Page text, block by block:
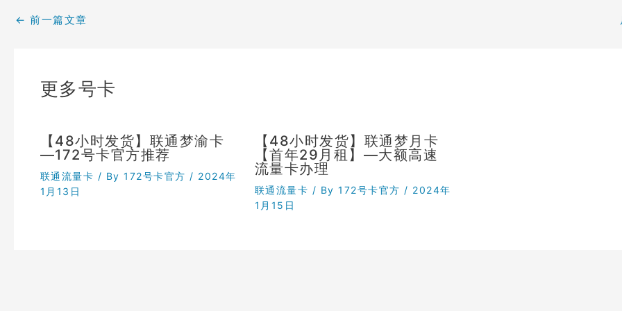
← 前一篇文章
更多号卡
【48小时发货】联通梦渝卡
—172号卡官方推荐
联通流量卡 / By 172号卡官方 / 2024年
1月13日
【48小时发货】联通梦月卡
【首年29月租】—大额高速
流量卡办理
联通流量卡 / By172号卡官方/ 2024年
1月15日